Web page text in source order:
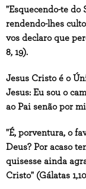
"Esquecendo-te do
rendendo-lhes
vos declaro que
8, 19).
Jesus Cristo é o
Jesus: Eu sou o
ao Pai senão por
"É, porventura, o
Deus? Por acaso
quisesse ainda
Cristo" (Gálatas